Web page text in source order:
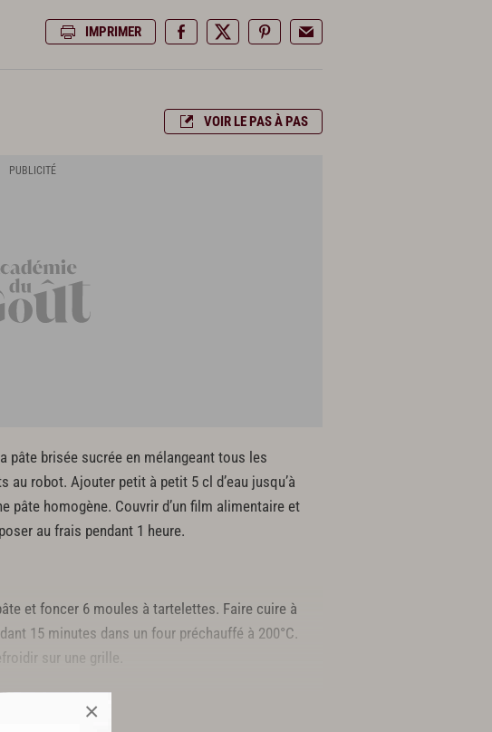
×
IMPRIMER
VOIR LE PAS À PAS
pâte brisée sucrée en mélangeant tous les
au robot. Ajouter petit à petit 5 cl d’eau jusqu’à
pâte homogène. Couvrir d’un film alimentaire et
au frais pendant 1 heure.
et foncer 6 moules à tartelettes. Faire cuire à
15 minutes dans un four préchauffé à 200°C.
sur une grille.